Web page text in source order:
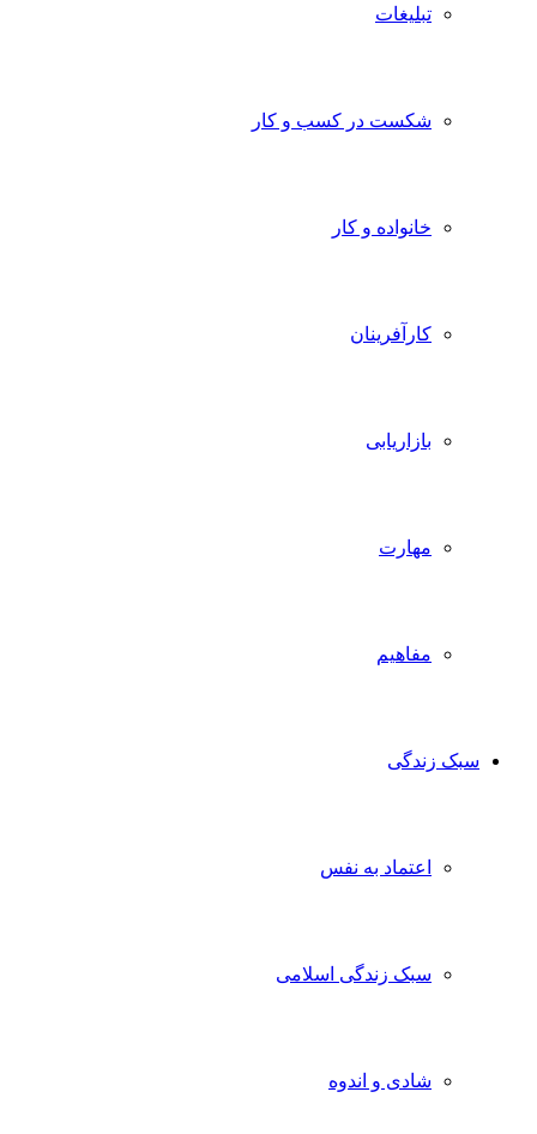
تبلیغات
شکست در کسب و کار
خانواده و کار
کارآفرینان
بازاریابی
مهارت
مفاهیم
سبک زندگی
اعتماد به نفس
سبک زندگی اسلامی
شادی و اندوه